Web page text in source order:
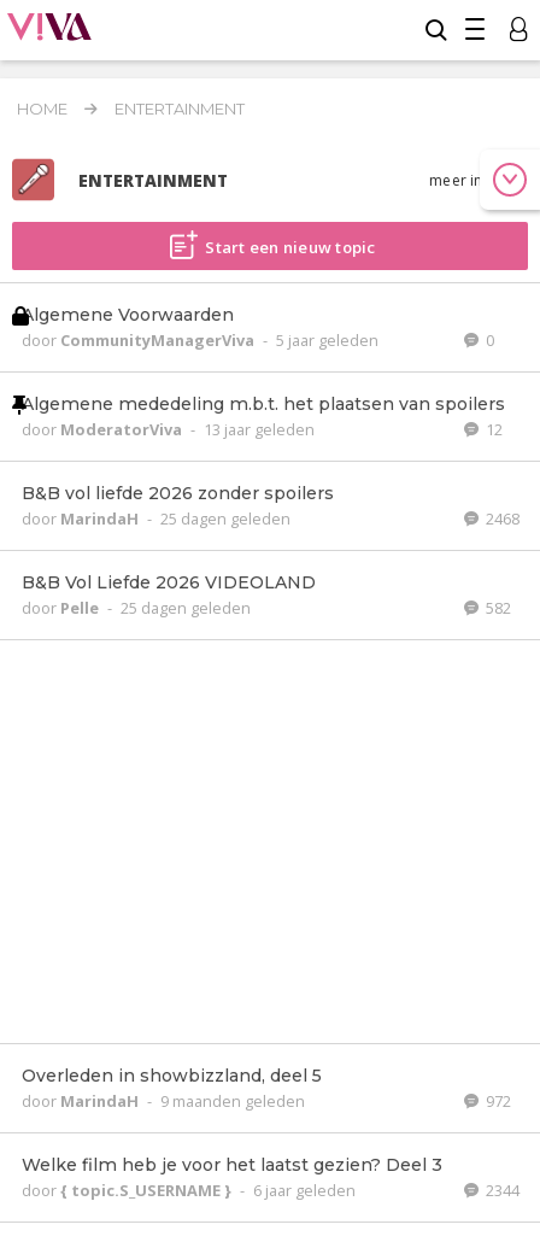
HOME ENTERTAINMENT
ENTERTAINMENT meer info
Start een nieuw topic
Algemene Voorwaarden
door CommunityManagerViva - 5 jaar geleden 0
Algemene mededeling m.b.t. het plaatsen van spoilers
door ModeratorViva - 13 jaar geleden 12
B&B vol liefde 2026 zonder spoilers
door MarindaH - 25 dagen geleden 2468
B&B Vol Liefde 2026 VIDEOLAND
door Pelle - 25 dagen geleden 582
Overleden in showbizzland, deel 5
door MarindaH - 9 maanden geleden 972
Welke film heb je voor het laatst gezien? Deel 3
door{ topic.S_USERNAME } - 6 jaar geleden 2344